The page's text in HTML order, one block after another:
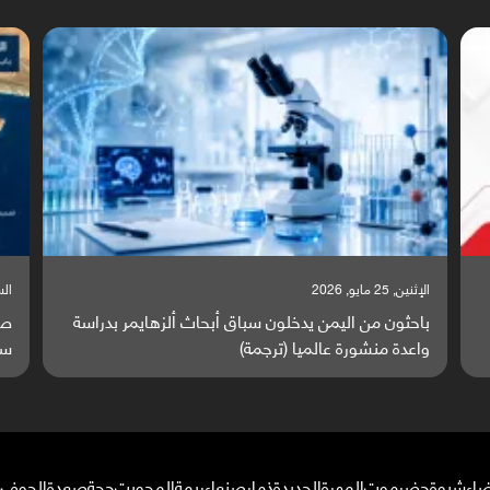
السبت, 23 مايو, 2026
صراع دولي يتصاعد قرب اليمن والبحر الأحمر يتحول إلى
ساحة مواجهة عالمية (ترجمة)